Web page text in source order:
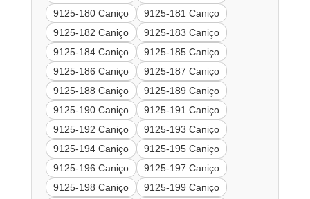
9125-180 Caniço
9125-181 Caniço
9125-182 Caniço
9125-183 Caniço
9125-184 Caniço
9125-185 Caniço
9125-186 Caniço
9125-187 Caniço
9125-188 Caniço
9125-189 Caniço
9125-190 Caniço
9125-191 Caniço
9125-192 Caniço
9125-193 Caniço
9125-194 Caniço
9125-195 Caniço
9125-196 Caniço
9125-197 Caniço
9125-198 Caniço
9125-199 Caniço